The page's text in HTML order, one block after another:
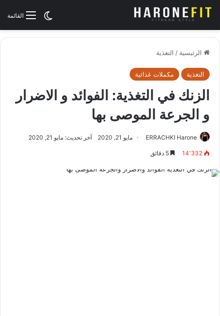
القائمةالوضع
الرئيسية / التغذية
التغذية مكملات غذائية
الزنك في التغذية: الفوائد و الاضرار
و الجرعة الموصى بها
ERRACHKI Harone مايو 21, 2020 آخر تحديث: مايو 21, 2020
14٬332